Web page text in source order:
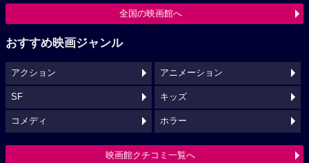
全国の映画館へ
おすすめ映画ジャンル
アクション アニメーション
SF キッズ
コメディ ホラー
映画館クチコミ一覧へ